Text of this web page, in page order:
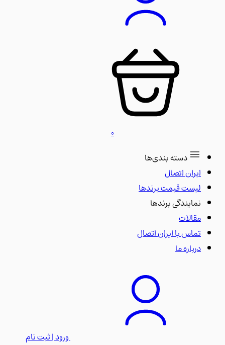
دسته بندی‌ها
ایران اتصال
لیست قیمت برندها
نمایندگی برندها
مقالات
تماس با ایران اتصال
درباره ما
ورود | ثبت نام